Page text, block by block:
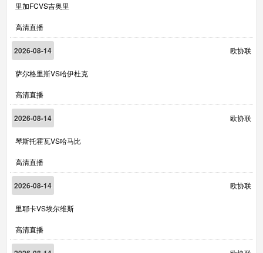
里加FCVS吉奥里
高清直播
2026-08-14 欧协联
萨尔格里斯VS哈伊杜克
高清直播
2026-08-14 欧协联
琴斯托霍瓦VS哈马比
高清直播
2026-08-14 欧协联
里耶卡VS埃尔维斯
高清直播